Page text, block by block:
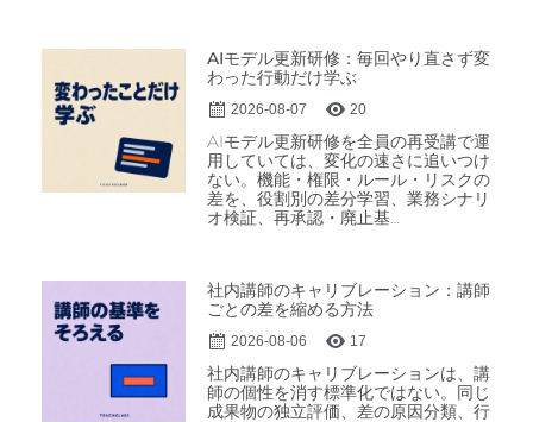
AIモデル更新研修：毎回やり直さず変
わった行動だけ学ぶ
2026-08-07 20
AIモデル更新研修を全員の再受講で運
用していては、変化の速さに追いつけ
ない。機能・権限・ルール・リスクの
差を、役割別の差分学習、業務シナリ
オ検証、再承認・廃止基…
社内講師のキャリブレーション：講師
ごとの差を縮める方法
2026-08-06 17
社内講師のキャリブレーションは、講
師の個性を消す標準化ではない。同じ
成果物の独立評価、差の原因分類、行